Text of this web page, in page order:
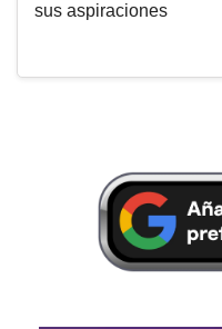
sus aspiraciones